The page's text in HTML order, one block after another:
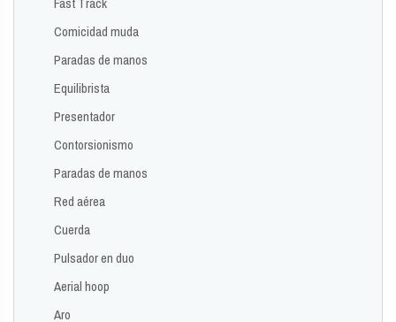
Comicidad muda
Paradas de manos
Equilibrista
Presentador
Contorsionismo
Paradas de manos
Red aérea
Cuerda
Pulsador en duo
Aerial hoop
Aro